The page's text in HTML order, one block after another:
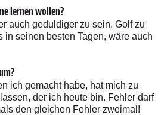
­lernen wollen?
auch geduldiger zu sein. Golf zu
in seinen besten Tagen, wäre auch
ich gemacht habe, hat mich zu
der ich heute bin. Fehler darf
den gleichen Fehler zweimal!